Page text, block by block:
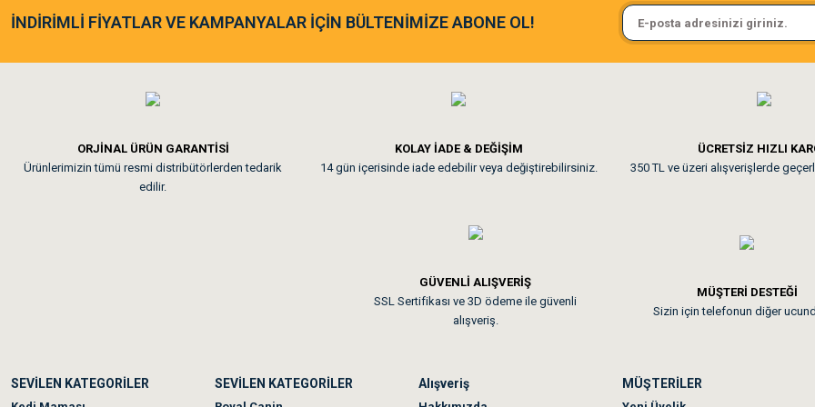
As**** Tu******
Tavşanım kafesinin kalitesine ve paketlemesine bayıldım
Sa**** On******
Pamuk için aradığım tüm
Kedilerim beğeniyorlar. Memnunuz. Uygun fiyatta olması iyi.
Akşam verdiğim sipariş bir sonraki gün elime ulaştı. Jack russell köpeğim severek yedi. Tüy
İNDİRİMLİ FİYATLAR VE KAMPANYALAR İÇİN BÜLTENİMİZE ABONE OL!
ORJİNAL ÜRÜN GARANTİSİ
Ürünlerimizin tümü resmi distribütörlerden tedarik
edilir.
KOLAY İADE & DEĞİŞİM
14 gün içerisinde iade edebilir veya değiştirebilirsiniz.
ÜCRETSİZ HIZLI
350 TL ve üzeri alışverişlerde
GÜVENLİ ALIŞVERİŞ
SSL Sertifikası ve 3D ödeme ile güvenli
alışveriş.
MÜŞTERİ DESTEĞİ
Sizin için telefonun diğer
SEVİLEN KATEGORİLER SEVİLEN KATEGORİLER Alışveriş MÜŞTERİLER